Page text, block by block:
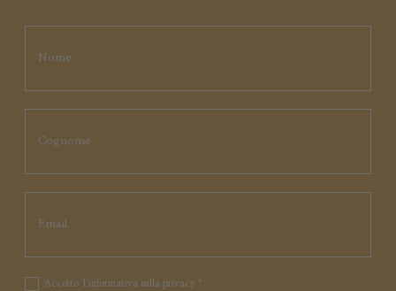
Accetto l’informativa sulla privacy *